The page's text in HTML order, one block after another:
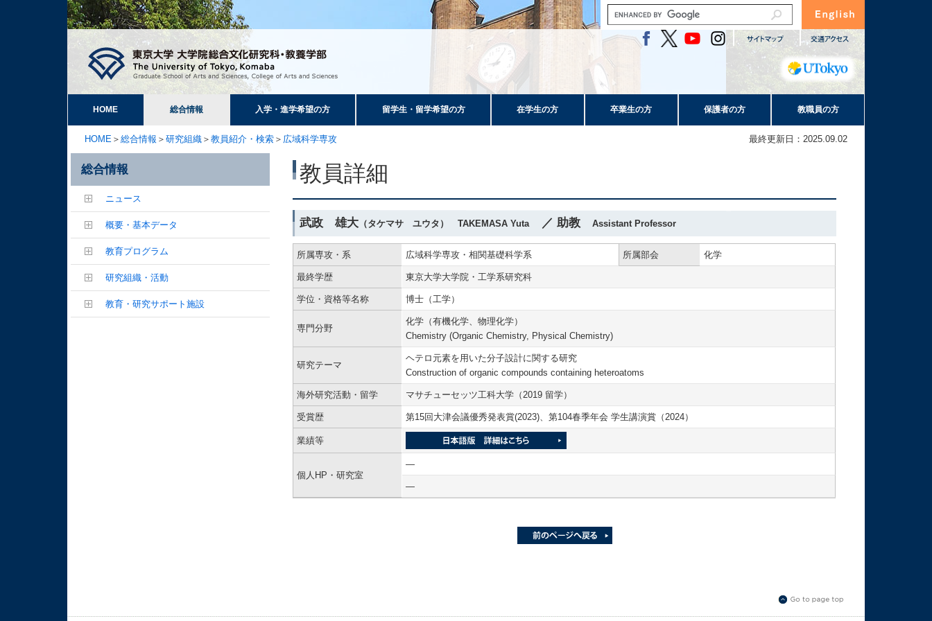
HOME 総合情報 入学・進学希望の方 留学生・留学希望の方 在学生の方 卒業生の方 保護者の方 教職員の方
HOME ＞ 総合情報 ＞ 研究組織 ＞ 教員紹介・検索 ＞ 広域科学専攻 最終更新日：2025.09.02
教員詳細
武政 雄大 （タケマサ ユウタ） TAKEMASA Yuta ／ 助教Assistant Professor
所属専攻・系 広域科学専攻・相関基礎科学系 所属部会 化学
最終学歴 東京大学大学院・工学系研究科
学位・資格等名称 博士（工学）
専門分野
化学（有機化学、物理化学）
Chemistry (Organic Chemistry, Physical Chemistry)
研究テーマ
ヘテロ元素を用いた分子設計に関する研究
Construction of organic compounds containing heteroatoms
海外研究活動・留学 マサチューセッツ工科大学（2019 留学）
受賞歴 第15回大津会議優秀発表賞(2023)、第104春季年会 学生講演賞（2024）
業績等
個人HP・研究室
―
―
総合情報
ニュース
概要・基本データ
教育プログラム
研究組織・活動
教育・研究サポート施設